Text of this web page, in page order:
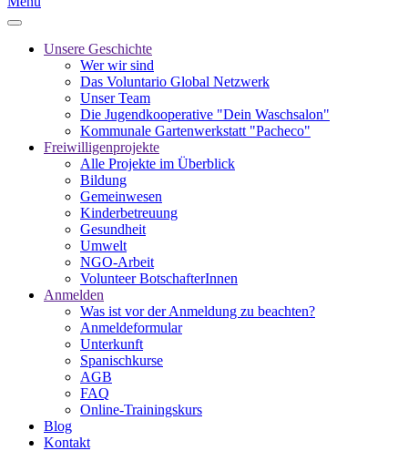
Unsere Geschichte
Wer wir sind
Das Voluntario Global Netzwerk
Unser Team
Die Jugendkooperative "Dein Waschsalon"
Kommunale Gartenwerkstatt "Pacheco"
Freiwilligenprojekte
Alle Projekte im Überblick
Bildung
Gemeinwesen
Kinderbetreuung
Gesundheit
Umwelt
NGO-Arbeit
Volunteer BotschafterInnen
Anmelden
Was ist vor der Anmeldung zu beachten?
Anmeldeformular
Unterkunft
Spanischkurse
AGB
FAQ
Online-Trainingskurs
Blog
Kontakt